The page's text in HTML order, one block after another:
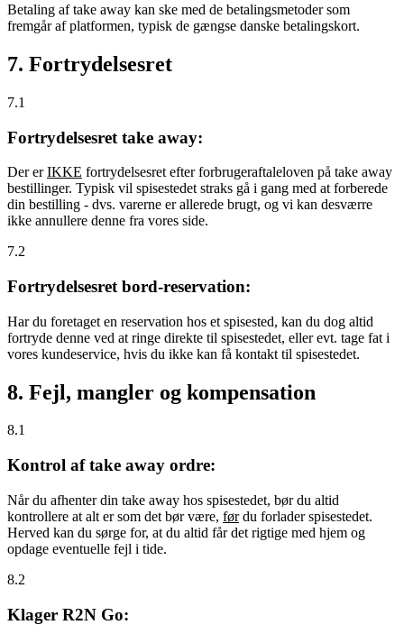
Betaling af take away kan ske med de betalingsmetoder som
fremgår af platformen, typisk de gængse danske betalingskort.
7. Fortrydelsesret
7.1
Fortrydelsesret take away:
Der erIKKE fortrydelsesret efter forbrugeraftaleloven på take away
bestillinger. Typisk vil spisestedet straks gå i gang med at forberede
din bestilling - dvs. varerne er allerede brugt, og vi kan desværre
ikke annullere denne fra vores side.
7.2
Fortrydelsesret bord-reservation:
Har du foretaget en reservation hos et spisested, kan du dog altid
fortryde denne ved at ringe direkte til spisestedet, eller evt. tage fat i
vores kundeservice, hvis du ikke kan få kontakt til spisestedet.
8. Fejl, mangler og kompensation
8.1
Kontrol af take away ordre:
Når du afhenter din take away hos spisestedet, bør du altid
kontrollere at alt er som det bør være, førdu forlader spisestedet.
Herved kan du sørge for, at du altid får det rigtige med hjem og
opdage eventuelle fejl i tide.
8.2
Klager R2N Go: